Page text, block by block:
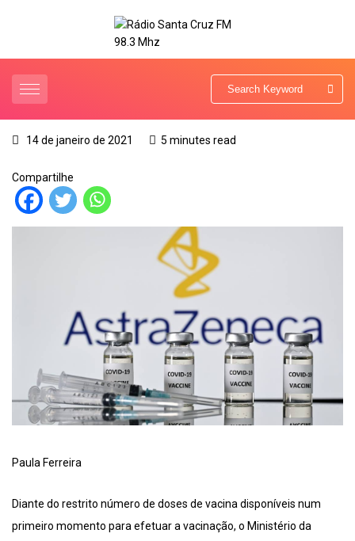
14 de janeiro de 2021 5 minutes read
Compartilhe
Paula Ferreira
Diante do restrito número de doses de vacina disponíveis num
primeiro momento para efetuar a vacinação, o Ministério da